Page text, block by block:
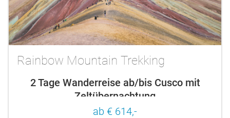
Rainbow Mountain Trekking
2 Tage Wanderreise ab/bis Cusco mit
Zeltübernachtung
ab € 614,-